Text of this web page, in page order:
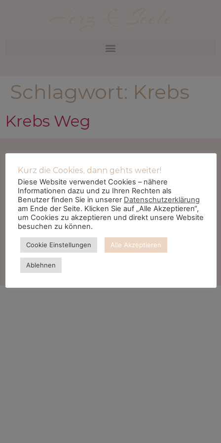
Schlagwort: Krebs
Krebs Weg
Christine Trautner
Spirit-Mental-Coach
Bahnhofstr. 3 | 65396 Walluf
06723 – 6044355
Impressum Datenschutzerklärung
Kurz die Cookies, dann gehts weiter!
Diese Website verwendet Cookies – nähere
Informationen dazu und zu Ihren Rechten als
Benutzer finden Sie in unserer Datenschutzerklärung
am Ende der Seite. Klicken Sie auf „Alle Akzeptieren“,
um Cookies zu akzeptieren und direkt unsere Website
besuchen zu können.
Cookie Einstellungen Alle Akzeptieren
Ablehnen